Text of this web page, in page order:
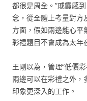
都很是周全。”戚霞感
念，從全體上考量對方
方面，假如兩邊能心平
彩禮題目不會成為太年
王剛以為，管理“低價
兩邊可以在彩禮之外，
印象更深入的工作。